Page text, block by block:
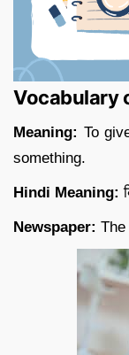
Vocabulary
Meaning: To
something.
Hindi Meaning:
Newspaper: